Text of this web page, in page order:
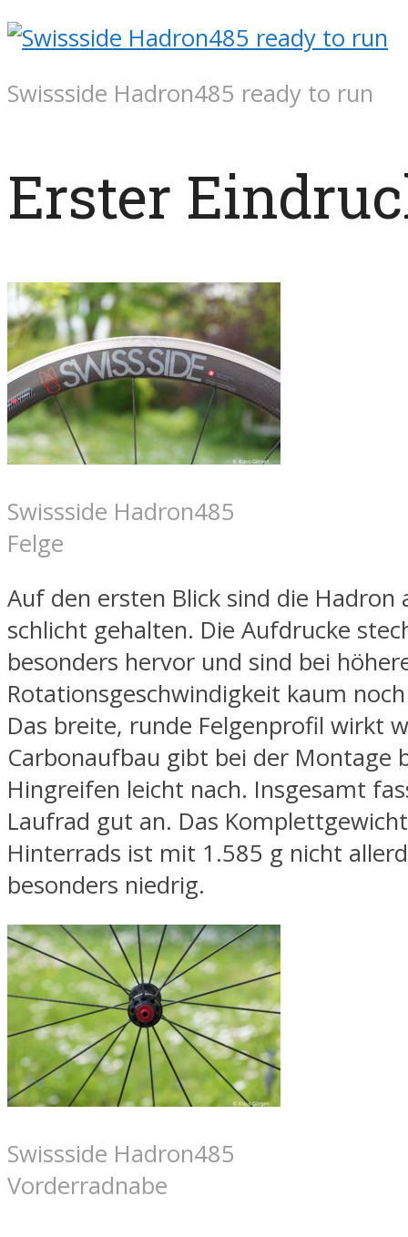
Swissside Hadron485 ready to run
Erster
Swissside Hadron485
Felge
Auf den ersten Blick sind die Hadron
schlicht gehalten. Die Aufdrucke
besonders hervor und sind bei
Rotationsgeschwindigkeit kaum
Das breite, runde Felgenprofil wirkt
Carbonaufbau gibt bei der Montage
Hingreifen leicht nach. Insgesamt
Laufrad gut an. Das
Hinterrads ist mit 1.585 g nicht
besonders niedrig.
Swissside Hadron485
Vorderradnabe